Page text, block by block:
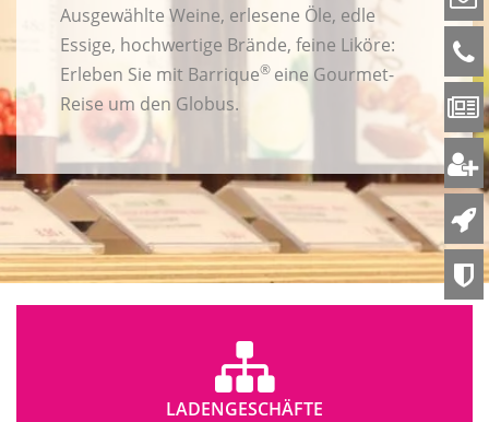
Ausgewählte Weine, erlesene Öle, edle
Essige, hochwertige Brände, feine Liköre:
Erleben Sie mit Barrique® eine Gourmet-
Reise um den Globus.
LADENGESCHÄFTE